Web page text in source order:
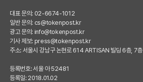
대표 문의: 02-6674-1012
일반 문의: cs@tokenpost.kr
광고 문의: info@tokenpost.kr
기사 제보: press@tokenpost.kr
주소: 서울시 강남구 논현로 614 ARTISAN 빌딩 6층, 7층
등록번호: 서울 아 52481
등록일: 2018.01.02